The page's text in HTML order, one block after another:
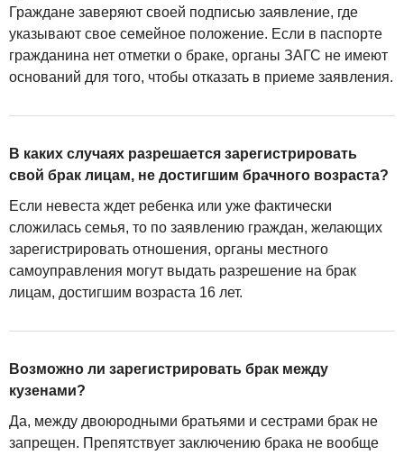
Граждане заверяют своей подписью заявление, где
указывают свое семейное положение. Если в паспорте
гражданина нет отметки о браке, органы ЗАГС не имеют
оснований для того, чтобы отказать в приеме заявления.
В каких случаях разрешается зарегистрировать
свой брак лицам, не достигшим брачного возраста?
Если невеста ждет ребенка или уже фактически
сложилась семья, то по заявлению граждан, желающих
зарегистрировать отношения, органы местного
самоуправления могут выдать разрешение на брак
лицам, достигшим возраста 16 лет.
Возможно ли зарегистрировать брак между
кузенами?
Да, между двоюродными братьями и сестрами брак не
запрещен. Препятствует заключению брака не вообще